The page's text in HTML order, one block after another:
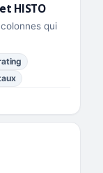
HISTO
qui